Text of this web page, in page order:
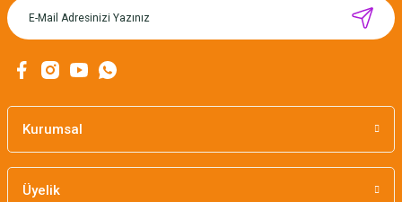
MIKNATISLI İĞNE TUTUCU-BAHAR
Kurumsal
Üyelik